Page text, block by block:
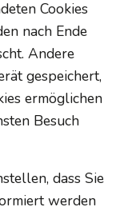
Cookies
nach Ende
Andere
gespeichert,
ermöglichen
Besuch
dass Sie
werden